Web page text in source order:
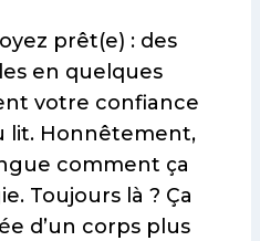
prêt(e) : des
en quelques
votre confiance
lit. Honnêtement,
comment ça
Toujours là ? Ça
d’un corps plus